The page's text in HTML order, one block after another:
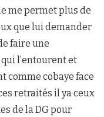
me permet plus de
que lui demander
faire une
l’entourent et
comme cobaye face
retraités il ya ceux
de la DG pour